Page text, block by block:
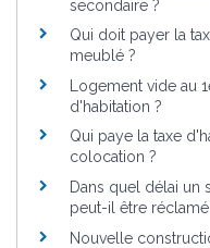
secondaire ?
Qui doit payer la
meublé ?
Logement vide au
d'habitation ?
Qui paye la taxe
colocation ?
Dans quel délai
peut-il être réclamé
Nouvelle